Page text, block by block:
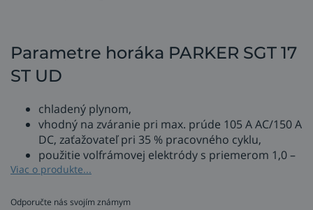
Parametre horáka PARKER SGT 17
ST UD
chladený plynom,
vhodný na zváranie pri max. prúde 105 A AC/150 A
DC, zaťažovateľ pri 35 % pracovného cyklu,
použitie volfrámovej elektródy s priemerom 1,0 –
3,2 mm,
35-50,
Viac o produkte...
Odporučte nás svojím známym